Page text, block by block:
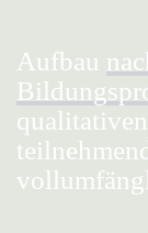
Aufbau